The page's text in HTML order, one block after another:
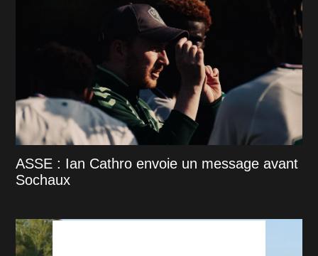
ASSE : Ian Cathro envoie un message avant
Sochaux